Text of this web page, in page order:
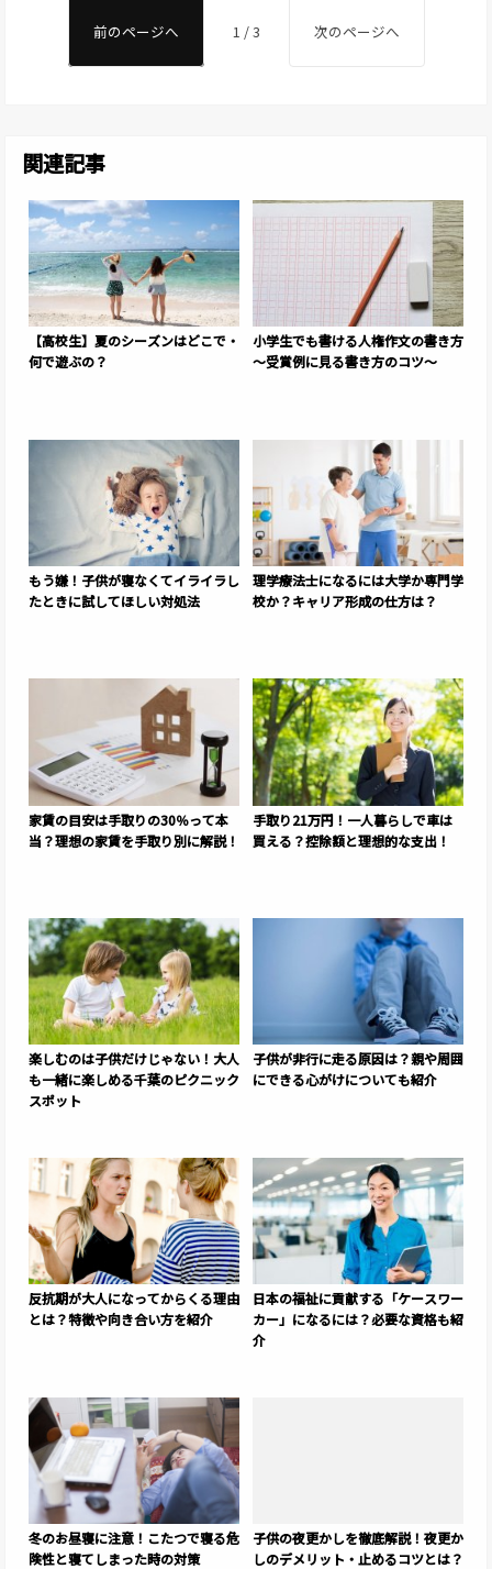
前のページへ 1 / 3 次のページへ
関連記事
【高校生】夏のシーズンはどこで・
何で遊ぶの？
小学生でも書ける人権作文の書き方
～受賞例に見る書き方のコツ～
もう嫌！子供が寝なくてイライラし
たときに試してほしい対処法
理学療法士になるには大学か専門学
校か？キャリア形成の仕方は？
家賃の目安は手取りの30％って本
当？理想の家賃を手取り別に解説！
手取り21万円！一人暮らしで車は
買える？控除額と理想的な支出！
楽しむのは子供だけじゃない！大人
も一緒に楽しめる千葉のピクニック
スポット
子供が非行に走る原因は？親や周囲
にできる心がけについても紹介
反抗期が大人になってからくる理由
とは？特徴や向き合い方を紹介
日本の福祉に貢献する「ケースワー
カー」になるには？必要な資格も紹
介
冬のお昼寝に注意！こたつで寝る危
険性と寝てしまった時の対策
子供の夜更かしを徹底解説！夜更か
しのデメリット・止めるコツとは？